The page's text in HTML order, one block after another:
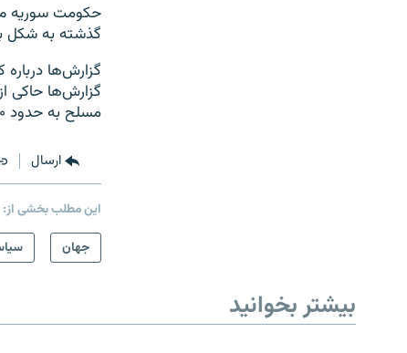
حکومت سوریه
گذشته به شکل
گزارش‌ها
گزارش‌ها حاکی
مسلح به حدود ۱۵۰۰ کشته رسیده است.
ارسال
این مطلب بخشی از:
جهان
بیشتر بخوانید